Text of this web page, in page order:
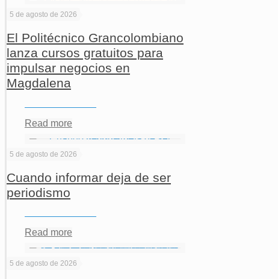
5 de agosto de 2026
El Politécnico Grancolombiano
lanza cursos gratuitos para
impulsar negocios en
Magdalena
Read more
5 de agosto de 2026
Cuando informar deja de ser
periodismo
Read more
5 de agosto de 2026